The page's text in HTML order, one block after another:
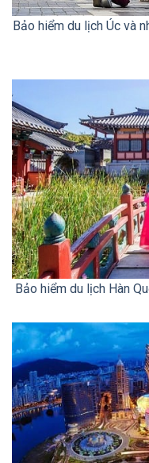
Bảo hiểm du lịch Úc và
Bảo hiểm du lịch Hàn